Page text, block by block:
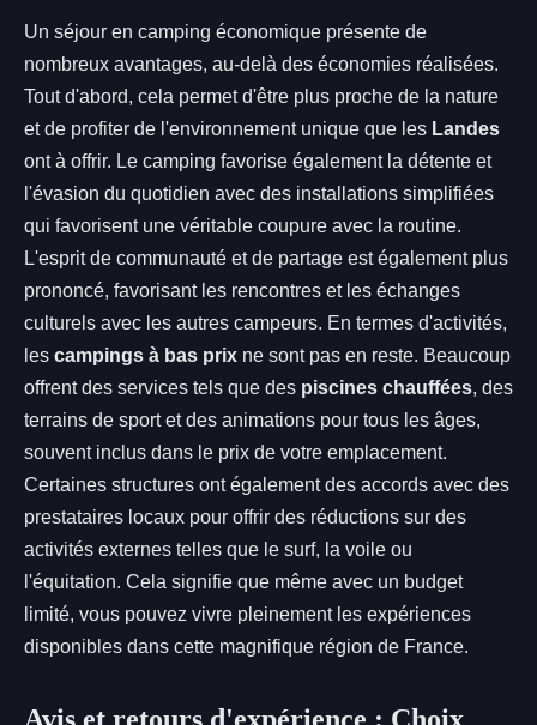
Un séjour en camping économique présente de
nombreux avantages, au-delà des économies réalisées.
Tout d'abord, cela permet d'être plus proche de la nature
et de profiter de l'environnement unique que les Landes
ont à offrir. Le camping favorise également la détente et
l'évasion du quotidien avec des installations simplifiées
qui favorisent une véritable coupure avec la routine.
L'esprit de communauté et de partage est également plus
prononcé, favorisant les rencontres et les échanges
culturels avec les autres campeurs. En termes d'activités,
les campings à bas prix ne sont pas en reste. Beaucoup
offrent des services tels que des piscines chauffées, des
terrains de sport et des animations pour tous les âges,
souvent inclus dans le prix de votre emplacement.
Certaines structures ont également des accords avec des
prestataires locaux pour offrir des réductions sur des
activités externes telles que le surf, la voile ou
l'équitation. Cela signifie que même avec un budget
limité, vous pouvez vivre pleinement les expériences
disponibles dans cette magnifique région de France.